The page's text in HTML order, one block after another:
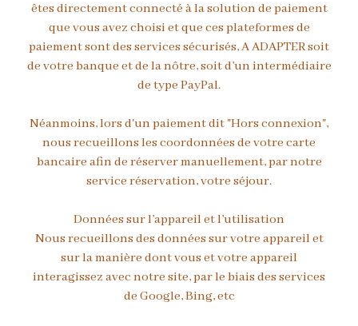
êtes directement connecté à la solution de paiement
que vous avez choisi et que ces plateformes de
paiement sont des services sécurisés, A ADAPTER soit
de votre banque et de la nôtre, soit d’un intermédiaire
de type PayPal.
Néanmoins, lors d'un paiement dit "Hors connexion",
nous recueillons les coordonnées de votre carte
bancaire afin de réserver manuellement, par notre
service réservation, votre séjour.
Données sur l’appareil et l’utilisation
Nous recueillons des données sur votre appareil et
sur la manière dont vous et votre appareil
interagissez avec notre site, par le biais des services
de Google, Bing, etc